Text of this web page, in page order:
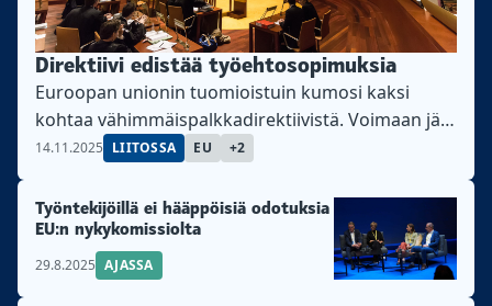
Direktiivi edistää työehtosopimuksia
Euroopan unionin tuomioistuin kumosi kaksi
kohtaa vähimmäispalkkadirektiivistä. Voimaan jäi
kohta, joka velvoittaa jäsenmaita vahvistamaan
14.11.2025 LIITOSSA EU +2
Työntekijöillä ei hääppöisiä odotuksia
EU:n nykykomissiolta
29.8.2025 AJASSA